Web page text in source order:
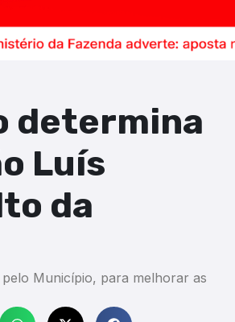
determina
Luís
da
Município, para melhorar as